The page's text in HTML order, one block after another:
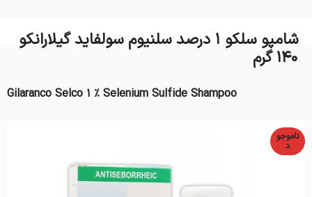
شامپو سلکو 1 درصد سلنیوم سولفاید گیلارانکو
140 گرم
Gilaranco Selco 1 % Selenium Sulfide Shampoo
ناموجو
د